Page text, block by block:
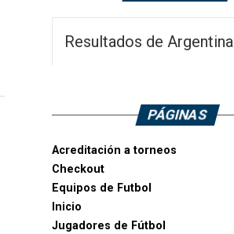
Resultados de Argentina
PÁGINAS
Acreditación a torneos
Checkout
Equipos de Futbol
Inicio
Jugadores de Fútbol